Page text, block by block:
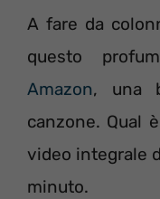
A fare da
questo
Amazon, una
canzone. Qual
video integrale
minuto.